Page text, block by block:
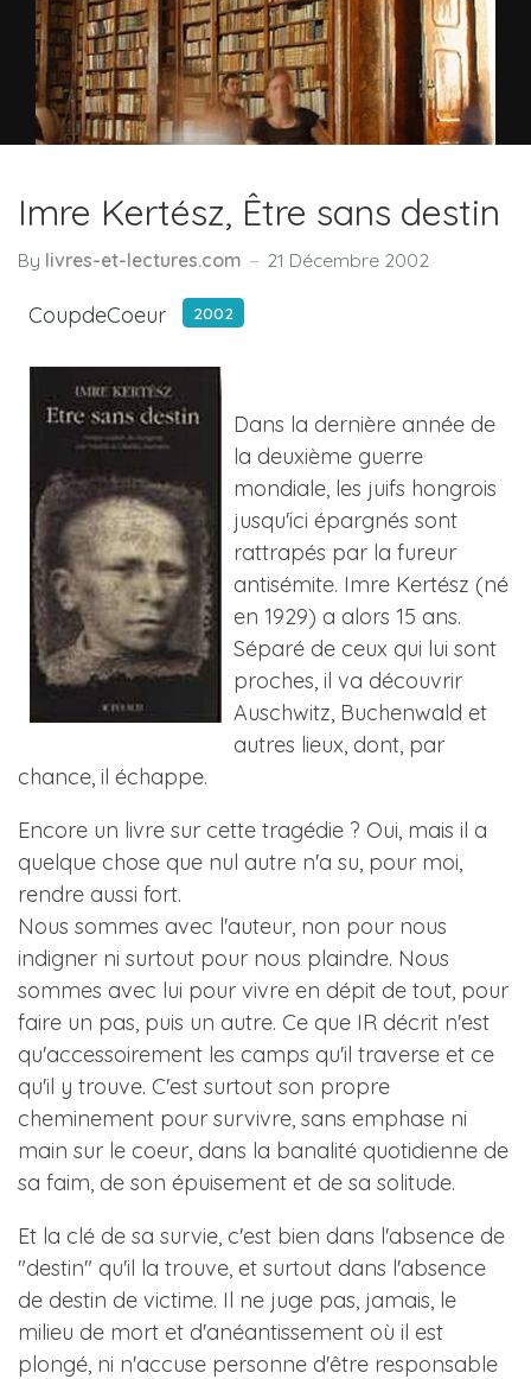
Imre Kertész, Être sans destin
By livres-et-lectures.com 21 Décembre 2002
CoupdeCoeur 2002
Dans la dernière année de
la deuxième guerre
mondiale, les juifs hongrois
jusqu'ici épargnés sont
rattrapés par la fureur
antisémite. Imre Kertész (né
en 1929) a alors 15 ans.
Séparé de ceux qui lui sont
proches, il va découvrir
Auschwitz, Buchenwald et
autres lieux, dont, par
chance, il échappe.
Encore un livre sur cette tragédie ? Oui, mais il a
quelque chose que nul autre n'a su, pour moi,
rendre aussi fort.
Nous sommes avec l'auteur, non pour nous
indigner ni surtout pour nous plaindre. Nous
sommes avec lui pour vivre en dépit de tout, pour
faire un pas, puis un autre. Ce que IR décrit n'est
qu'accessoirement les camps qu'il traverse et ce
qu'il y trouve. C'est surtout son propre
cheminement pour survivre, sans emphase ni
main sur le coeur, dans la banalité quotidienne de
sa faim, de son épuisement et de sa solitude.
Et la clé de sa survie, c'est bien dans l'absence de
"destin" qu'il la trouve, et surtout dans l'absence
de destin de victime. Il ne juge pas, jamais, le
milieu de mort et d'anéantissement où il est
plongé, ni n'accuse personne d'être responsable